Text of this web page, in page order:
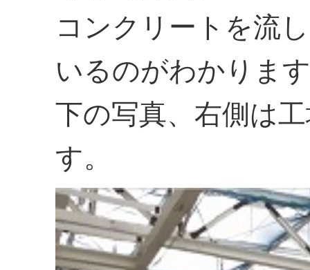
コンクリートを流
いるのがわかりま
下の写真、右側は
す。